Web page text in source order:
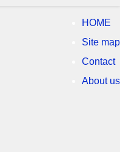
HOME
Site map
Contact
About us